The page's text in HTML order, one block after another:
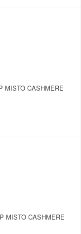
MISTO CASHMERE
MISTO CASHMERE